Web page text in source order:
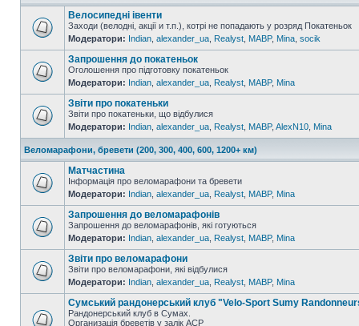
Велосипедні івенти
Заходи (велодні, акції и т.п.), котрі не попадають у розряд Покатеньок
Модератори: Indian alexander_ua Realyst MABP, Mina socik
Запрошення до покатеньок
Оголошення про підготовку покатеньок
Модератори: Indian alexander_ua Realyst MABP, Mina
Звіти про покатеньки
Звіти про покатеньки, що відбулися
Модератори: Indian alexander_ua Realyst MABP, AlexN10 Mina
Веломарафони, бревети (200, 300, 400, 600, 1200+ км)
Матчастина
Інформація про веломарафони та бревети
Модератори: Indian alexander_ua Realyst MABP, Mina
Запрошення до веломарафонів
Запрошення до веломарафонів, які готуються
Модератори: Indian alexander_ua Realyst MABP, Mina
Звіти про веломарафони
Звіти про веломарафони, які відбулися
Модератори: Indian alexander_ua Realyst MABP, Mina
Сумський рандонерський клуб "Velo-Sport Sumy
Рандонерський клуб в Сумах.
Организація бреветів у залік АСР